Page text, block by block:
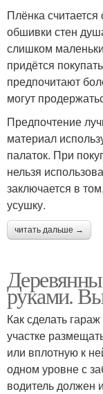
Плёнка
обшивки стен
слишком
придётся
предпочитают
могут
Предпочтение
материал
палаток. При
нельзя
заключается в
усушку.
читать дальше →
руками.
Как сделать
участке
или вплотную к
одном уровне с
водитель должен